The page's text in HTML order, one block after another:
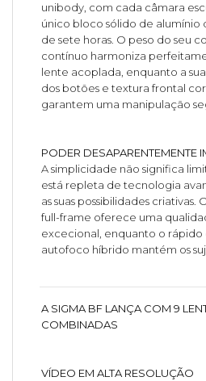
unibody, com cada câmara
único bloco sólido de
de sete horas. O peso do seu
contínuo harmoniza
lente acoplada, enquanto a
dos botões e textura frontal
garantem uma manipulação
PODER DESAPARENTEMENTE
A simplicidade não significa
está repleta de tecnologia
as suas possibilidades criativas.
full-frame oferece uma
excecional, enquanto o rápido
autofoco híbrido mantém os
A SIGMA BF LANÇA COM 9
COMBINADAS
VÍDEO EM ALTA RESOLUÇÃO